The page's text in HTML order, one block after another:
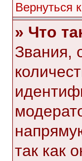
Вернуться
» Что
Звания,
так как